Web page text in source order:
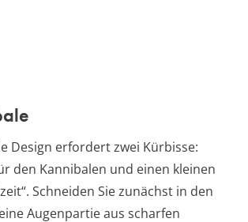
Design erfordert zwei Kürbisse:
den Kannibalen und einen kleinen
Schneiden Sie zunächst in den
Augenpartie aus scharfen